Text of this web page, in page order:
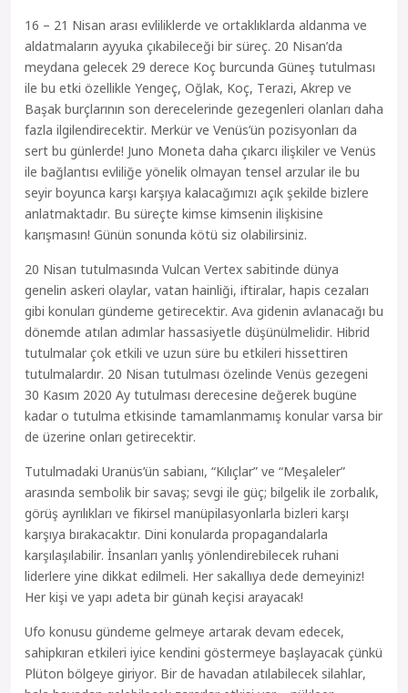
16 – 21 Nisan arası evliliklerde ve ortaklıklarda aldanma ve
aldatmaların ayyuka çıkabileceği bir süreç. 20 Nisan’da
meydana gelecek 29 derece Koç burcunda Güneş tutulması
ile bu etki özellikle Yengeç, Oğlak, Koç, Terazi, Akrep ve
Başak burçlarının son derecelerinde gezegenleri olanları daha
fazla ilgilendirecektir. Merkür ve Venüs’ün pozisyonları da
sert bu günlerde! Juno Moneta daha çıkarcı ilişkiler ve Venüs
ile bağlantısı evliliğe yönelik olmayan tensel arzular ile bu
seyir boyunca karşı karşıya kalacağımızı açık şekilde bizlere
anlatmaktadır. Bu süreçte kimse kimsenin ilişkisine
karışmasın! Günün sonunda kötü siz olabilirsiniz.
20 Nisan tutulmasında Vulcan Vertex sabitinde dünya
genelin askeri olaylar, vatan hainliği, iftiralar, hapis cezaları
gibi konuları gündeme getirecektir. Ava gidenin avlanacağı bu
dönemde atılan adımlar hassasiyetle düşünülmelidir. Hibrid
tutulmalar çok etkili ve uzun süre bu etkileri hissettiren
tutulmalardır. 20 Nisan tutulması özelinde Venüs gezegeni
30 Kasım 2020 Ay tutulması derecesine değerek bugüne
kadar o tutulma etkisinde tamamlanmamış konular varsa bir
de üzerine onları getirecektir.
Tutulmadaki Uranüs’ün sabianı, “Kılıçlar” ve “Meşaleler”
arasında sembolik bir savaş; sevgi ile güç; bilgelik ile zorbalık,
görüş ayrılıkları ve fikirsel manüpilasyonlarla bizleri karşı
karşıya bırakacaktır. Dini konularda propagandalarla
karşılaşılabilir. İnsanları yanlış yönlendirebilecek ruhani
liderlere yine dikkat edilmeli. Her sakallıya dede demeyiniz!
Her kişi ve yapı adeta bir günah keçisi arayacak!
Ufo konusu gündeme gelmeye artarak devam edecek,
sahipkıran etkileri iyice kendini göstermeye başlayacak çünkü
Plüton bölgeye giriyor. Bir de havadan atılabilecek silahlar,